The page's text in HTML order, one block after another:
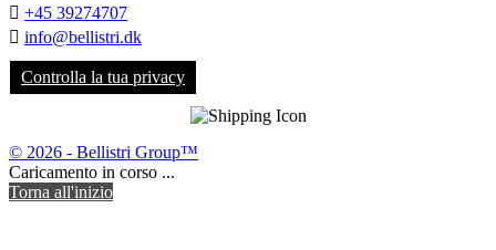
 +45 39274707
 info@bellistri.dk
Controlla la tua privacy
© 2026 - Bellistri Group™
Caricamento in corso ...
Torna all'inizio